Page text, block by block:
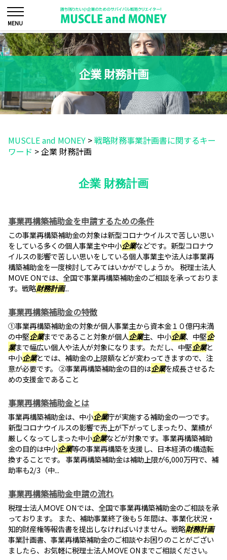
企業 財務計画
MUSCLE and MONEY >戦略財務事業計画書に関するキー
ワード >企業 財務計画
企業 財務計画
事業再構築補助金を申請するための条件
この事業再構築補助金の対象は新型コロナウイルスで苦しい思い
をしている多くの個人事業主や中小企業などです。新型コロナウ
イルスの影響で苦しい思いをしている個人事業主や法人は事業再
構築補助金を一度検討してみてはいかがでしょうか。 税理士法人
MOVE ONでは、全国で事業再構築補助金のご相談を承っておりま
す。戦略財務計画...
事業再構築補助金の特徴
①事業再構築補助金の対象が個人事業主から資本金１０億円未満
の中堅企業までであること対象が個人企業主、中小企業、中堅企
業まで幅広い個人や法人が対象になります。ただし、中堅企業と
中小企業とでは、補助金の上限額などが変わってきますので、注
意が必要です。 ②事業再構築補助金の目的は企業を成長させるた
めの支援金であること
事業再構築補助金とは
事業再構築補助金は、中小企業庁が実施する補助金の一つです。
新型コロナウイルスの影響で売上が下がってしまったり、業績が
厳しくなってしまった中小企業などが対象です。事業再構築補助
金の目的は中小企業等の事業再構築を支援し、日本経済の構造転
換することです。 事業再構築補助金は補助上限が6,000万円で、補
助率も2/3（中...
事業再構築補助金申請の流れ
税理士法人MOVE ONでは、全国で事業再構築補助金のご相談を承
っております。 また、補助事業終了後も５年間は、事業化状況・
知的財産権等報告書を提出しなければいけません。戦略財務計画
事業計画書、事業再構築補助金のご相談やお困りのことがござい
ましたら、お気軽に税理士法人MOVE ONまでご相談ください。